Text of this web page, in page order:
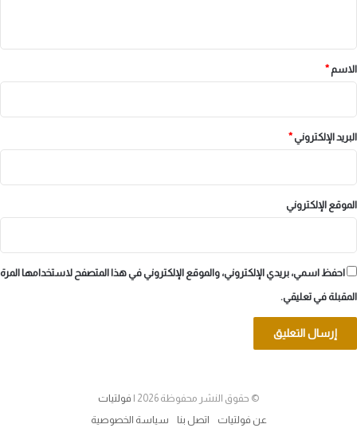
*
الاسم *
البريد الإلكتروني*
الموقع الإلكتروني
احفظ اسمي، بريدي الإلكتروني، والموقع الإلكتروني في هذا المتصفح لاستخدامها المرة
المقبلة في تعليقي.
© حقوق النشر محفوظة 2026 |
فولتيات
عن فولتيات
اتصل بنا سياسة الخصوصية